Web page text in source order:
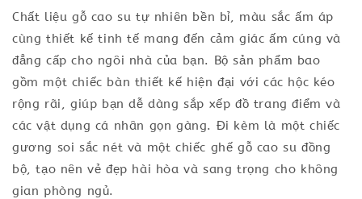
Chất liệu gỗ cao su tự nhiên bền bỉ, màu sắc ấm áp
cùng thiết kế tinh tế mang đến cảm giác ấm cúng và
đẳng cấp cho ngôi nhà của bạn. Bộ sản phẩm bao
gồm một chiếc bàn thiết kế hiện đại với các hộc kéo
rộng rãi, giúp bạn dễ dàng sắp xếp đồ trang điểm và
các vật dụng cá nhân gọn gàng. Đi kèm là một chiếc
gương soi sắc nét và một chiếc ghế gỗ cao su đồng
bộ, tạo nên vẻ đẹp hài hòa và sang trọng cho không
gian phòng ngủ.